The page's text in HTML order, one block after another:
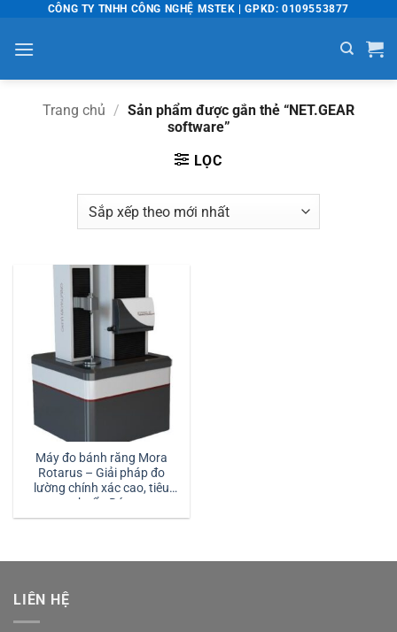
nội
dung
CÔNG TY TNHH CÔNG NGHỆ MSTEK | GPKD: 0109553877
Trang chủ / Sản phẩm được gắn thẻ “NET.GEAR
software”
LỌC
Máy đo bánh răng Mora
Rotarus – Giải pháp đo
lường chính xác cao, tiêu
chuẩn Đức
LIÊN HỆ